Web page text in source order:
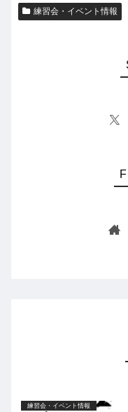
練習会・イベント情報
練習会・イベント情報